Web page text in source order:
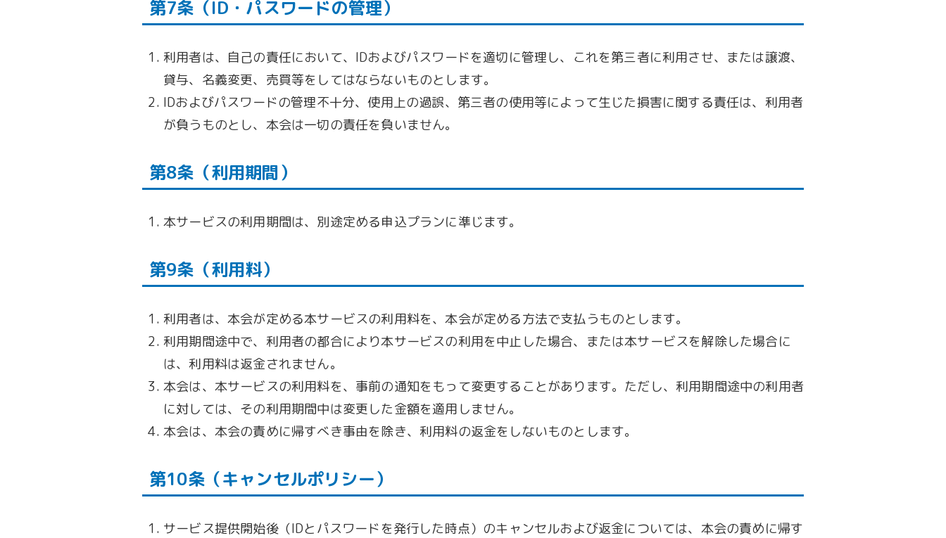
第7条（ID・パスワードの管理）
利用者は、自己の責任において、IDおよびパスワードを適切に管理し、これを第三者に利用させ、または譲渡、
貸与、名義変更、売買等をしてはならないものとします。
IDおよびパスワードの管理不十分、使用上の過誤、第三者の使用等によって生じた損害に関する責任は、利用者
が負うものとし、本会は一切の責任を負いません。
第8条（利用期間）
本サービスの利用期間は、別途定める申込プランに準じます。
第9条（利用料）
利用者は、本会が定める本サービスの利用料を、本会が定める方法で支払うものとします。
利用期間途中で、利用者の都合により本サービスの利用を中止した場合、または本サービスを解除した場合に
は、利用料は返金されません。
本会は、本サービスの利用料を、事前の通知をもって変更することがあります。ただし、利用期間途中の利用者
に対しては、その利用期間中は変更した金額を適用しません。
本会は、本会の責めに帰すべき事由を除き、利用料の返金をしないものとします。
第10条（キャンセルポリシー）
サービス提供開始後（IDとパスワードを発行した時点）のキャンセルおよび返金については、本会の責めに帰す